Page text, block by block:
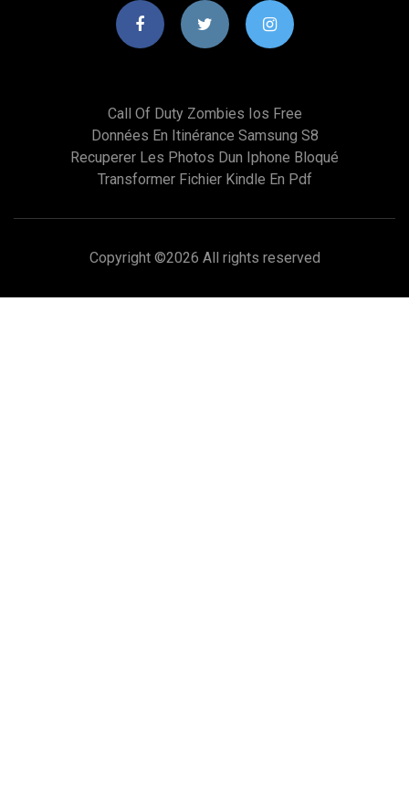
Call Of Duty Zombies Ios Free
Données En Itinérance Samsung S8
Recuperer Les Photos Dun Iphone Bloqué
Transformer Fichier Kindle En Pdf
Copyright ©2026 All rights reserved